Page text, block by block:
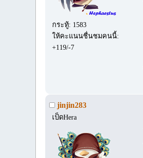
กระทู้: 1583
ให้คะแนนชื่นชมคนนี้:
+119/-7
jinjin283
เป็ดHera